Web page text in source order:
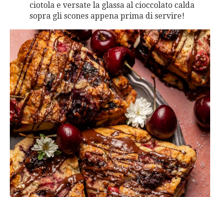
ciotola e versate la glassa al cioccolato calda
sopra gli scones appena prima di servire!